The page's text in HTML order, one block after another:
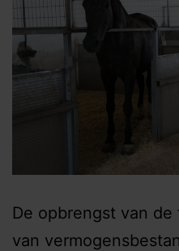
De opbrengst van
van